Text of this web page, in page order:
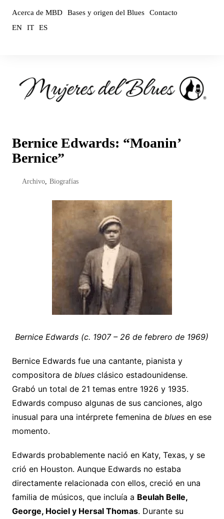
contenido
Acerca de MBD Bases y origen del Blues
Contacto
EN
IT ES
Bernice Edwards: “Moanin’
Bernice”
Archivo, Biografías
Bernice Edwards (c. 1907 – 26 de febrero de 1969)
Bernice Edwards fue una cantante, pianista y
compositora de bluesclásico estadounidense.
Grabó un total de 21 temas entre 1926 y 1935.
Edwards compuso algunas de sus canciones, algo
inusual para una intérprete femenina de bluesen ese
momento.
Edwards probablemente nació en Katy, Texas, y se
crió en Houston. Aunque Edwards no estaba
directamente relacionada con ellos, creció en una
familia de músicos, que incluía a Beulah Belle,
George, Hociel y Hersal Thomas. Durante su